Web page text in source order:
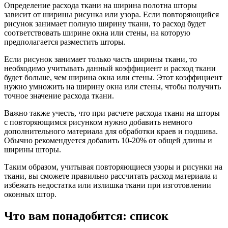
Определение расхода ткани на ширина полотна шторы
зависит от ширины рисунка или узора. Если повторяющийся
рисунок занимает полную ширину ткани, то расход будет
соответствовать ширине окна или стены, на которую
предполагается разместить шторы.
Если рисунок занимает только часть ширины ткани, то
необходимо учитывать данный коэффициент и расход ткани
будет больше, чем ширина окна или стены. Этот коэффициент
нужно умножить на ширину окна или стены, чтобы получить
точное значение расхода ткани.
Важно также учесть, что при расчете расхода ткани на шторы
с повторяющимся рисунком нужно добавить немного
дополнительного материала для обработки краев и подшива.
Обычно рекомендуется добавить 10-20% от общей длины и
ширины шторы.
Таким образом, учитывая повторяющиеся узоры и рисунки на
ткани, вы сможете правильно рассчитать расход материала и
избежать недостатка или излишка ткани при изготовлении
оконных штор.
Что вам понадобится: список